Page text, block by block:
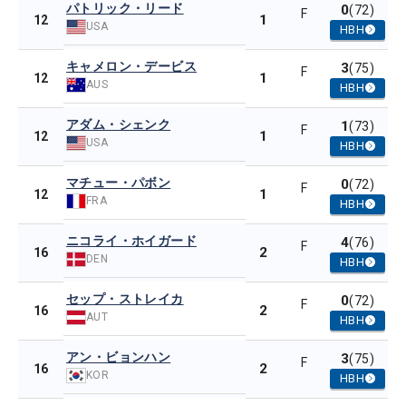
12
パトリック・リード
USA 1 F 0(72)
HBH
12
キャメロン・デービス
AUS 1 F 3(75)
HBH
12
アダム・シェンク
USA 1 F 1(73)
HBH
12
マチュー・パボン
FRA 1 F 0(72)
HBH
16
ニコライ・ホイガード
DEN 2 F 4(76)
HBH
16
セップ・ストレイカ
AUT 2 F 0(72)
HBH
16
アン・ビョンハン
KOR 2 F 3(75)
HBH